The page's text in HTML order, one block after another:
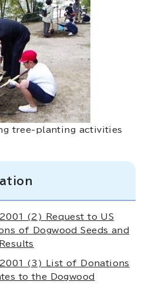
tree-planting activities
(2) Request to US
of Dogwood Seeds and
(3) List of Donations
to the Dogwood